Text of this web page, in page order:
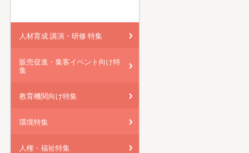
人材育成 講演・研修 特集
販売促進・集客イベント向け特
集
教育機関向け特集
環境特集
人権・福祉特集